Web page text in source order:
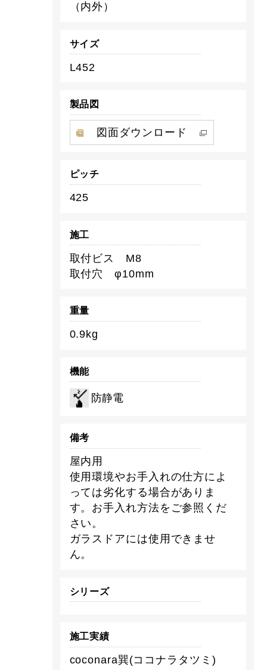
（内外）
サイズ
L452
製品図
図面ダウンロード
ピッチ
425
施工
取付ビス M8
取付穴 φ10mm
重量
0.9kg
機能
防静電
備考
屋内用
使用環境やお手入れの仕方によ
っては劣化する場合がありま
す。お手入れ方法をご参照くだ
さい。
ガラスドアには使用できませ
ん。
シリーズ
施工実績
coconara巽(ココナラタツミ)